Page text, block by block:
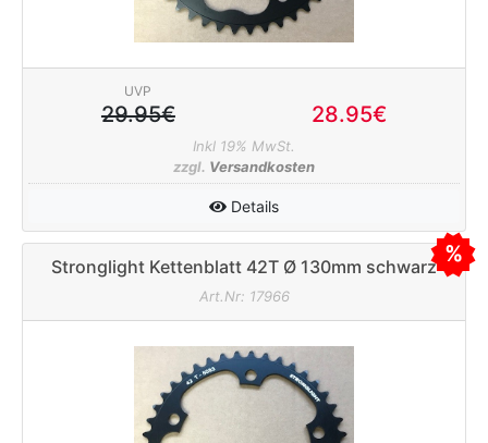
UVP
29.95€ 28.95€
Inkl 19% MwSt.
zzgl. Versandkosten
Details
Stronglight Kettenblatt 42T Ø 130mm schwarz
Art.Nr: 17966